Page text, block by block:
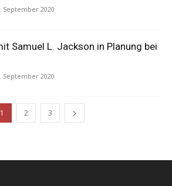
September 2020
Samuel L. Jackson in Planung bei
September 2020
1 2 3